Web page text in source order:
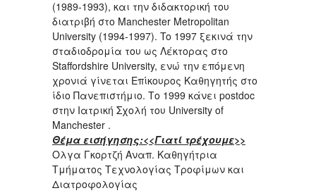
(1989-1993), και την διδακτορική του
διατριβή στο Manchester Metropolitan
University (1994-1997). To 1997 ξεκινά την
σταδιοδρομία του ως Λέκτορας στο
Staffordshire University, ενώ την επόμενη
χρονιά γίνεται Επίκουρος Καθηγητής στο
ίδιο Πανεπιστήμιο. Το 1999 κάνει postdoc
στην Ιατρική Σχολή του University of
Manchester .
Θέμα εισήγησης:<<Γιατί τρέχουμε>>
Ολγα Γκορτζή Αναπ. Καθηγήτρια
Τμήματος Τεχνολογίας Τροφίμων και
Διατροφολογίας